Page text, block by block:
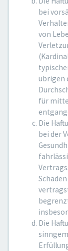
bei
von
übrigen
für
Die
bei der
Die